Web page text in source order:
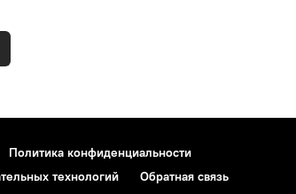
Политика конфиденциальности
технологий Обратная связь